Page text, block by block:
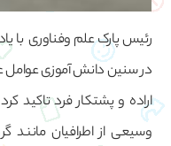
رئیس پارک علم وفناوری با
در سنین دانش آموزی عوامل
اراده و پشتکار فرد تاکید
وسیعی از اطرافیان مانند